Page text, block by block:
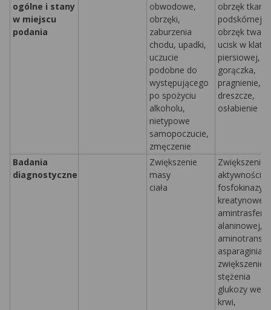
ogólne i stany
w miejscu
podania
obwodowe,
obrzęki,
zaburzenia
chodu, upadki,
uczucie
podobne do
występującego
po spożyciu
alkoholu,
nietypowe
samopoczucie,
zmęczenie
obrzęk tkanki
podskórnej,
obrzęk
ucisk w klatce
piersiowej,
gorączka,
pragnienie,
dreszcze,
osłabienie
Badania
diagnostyczne
Zwiększenie
masy
ciała
Zwiększenie
aktywności
fosfokinazy
kreatynowej,
alaninowej,
zwiększenie
stężenia
glukozy we
krwi,